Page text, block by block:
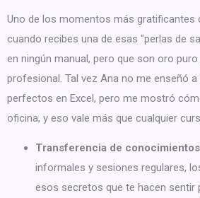
Uno de los momentos más gratificantes
cuando recibes una de esas "perlas de
en ningún manual, pero que son oro
profesional. Tal vez Ana no me enseñó
perfectos en Excel, pero me mostró
oficina, y eso vale más que cualquier
Transferencia de
informales y sesiones regulares,
esos secretos que te hacen sentir